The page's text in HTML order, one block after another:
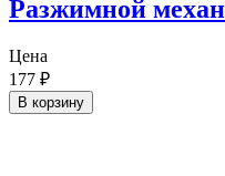
Разжимной
Цена
177 ₽
В корзину